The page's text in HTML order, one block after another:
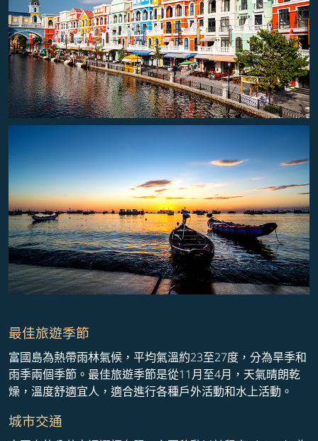
最佳旅遊季節
富國島為熱帶雨林氣候，平均氣溫約23至27度，分為旱季和
雨季兩個季節。最佳旅遊季節是從11月至4月，天氣晴朗乾
燥，溫度舒適宜人，適合進行各種戶外活動和水上活動。
城市交通